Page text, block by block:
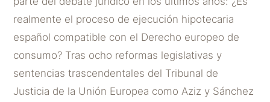
realmente el proceso de ejecución hipotecaria
español compatible con el Derecho europeo de
consumo? Tras ocho reformas legislativas y
sentencias trascendentales del Tribunal de
Justicia de la Unión Europea como Aziz y Sánchez